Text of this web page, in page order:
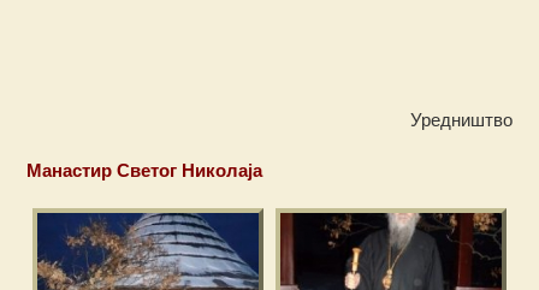
Уредништво
Манастир Светог Николаја